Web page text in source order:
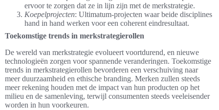
ervoor te zorgen dat ze in lijn zijn met de merkstrategie.
Koepelprojecten: Ultimatum-projecten waar beide disciplines
hand in hand werken voor een coherent eindresultaat.
Toekomstige trends in merkstrategierollen
De wereld van merkstrategie evolueert voortdurend, en nieuwe
technologieën zorgen voor spannende veranderingen. Toekomstige
trends in merkstrategierollen bevorderen een verschuiving naar
meer duurzaamheid en ethische branding. Merken zullen steeds
meer rekening houden met de impact van hun producten op het
milieu en de samenleving, terwijl consumenten steeds veeleisender
worden in hun voorkeuren.